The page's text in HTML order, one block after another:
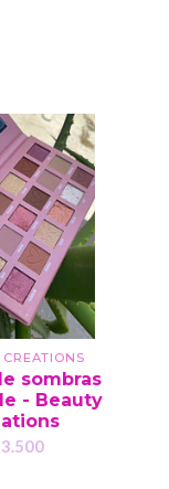
sombras
- Beauty